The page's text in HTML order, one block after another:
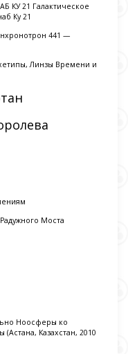
КУ 21 Галактическое
Ку 21
441 —
Линзы Времени и
Моста
Ноосферы ко
Казахстан, 2010